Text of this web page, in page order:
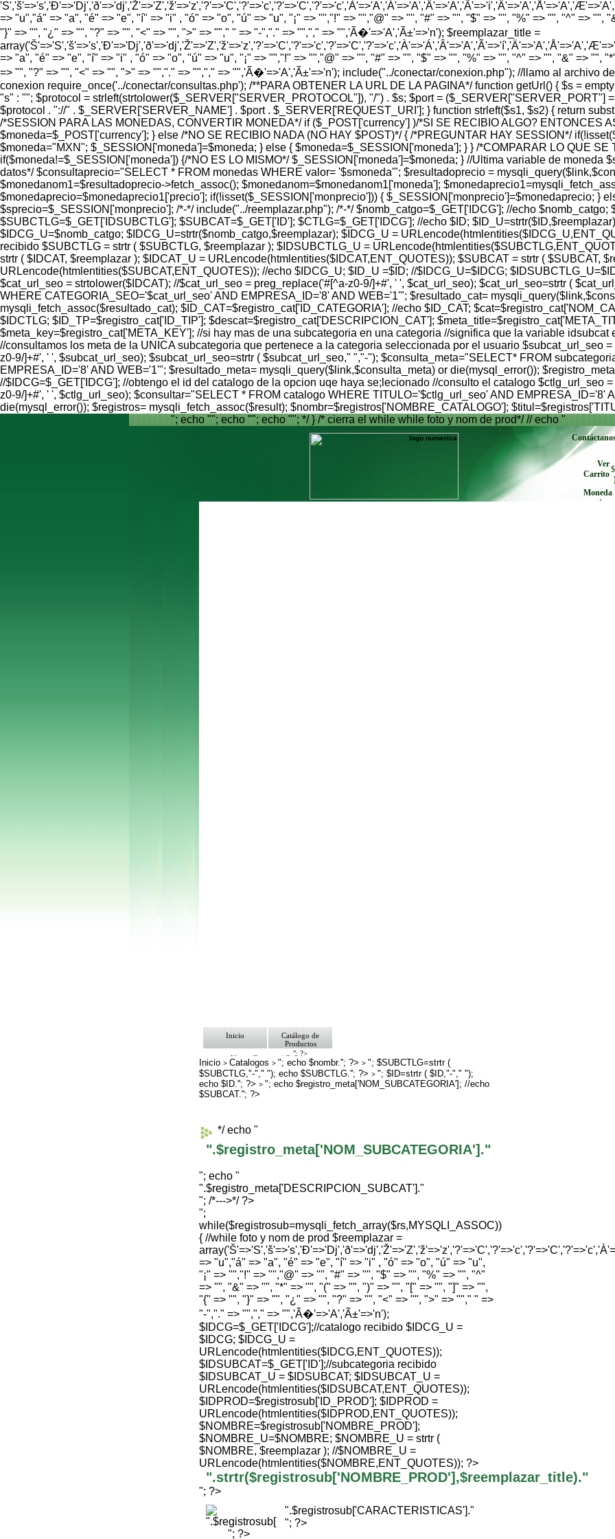
=> "u","á" => "a", "é" => "e", "í" => "i" , "ó" => "o", "ú" => "u", "¡" => "","!" => "","@" => "", "#" => "", "$" => "", "%" => "", "^" => "",
"}" => "", "¿" => "", "?" => "", "<" => "", ">" => ""," " => "-","." => "","," => "",'Ã�'=>'A','Ã±'=>'n'); $reemplazar_title =
=> "a", "é" => "e", "í" => "i" , "ó" => "o", "ú" => "u", "¡" => "","!" => "","@" => "", "#" => "", "$" => "", "%" => "", "^" => "", "&" => "",
=> "", "?" => "", "<" => "", ">" => "","." => "","," => "",'Ã�'=>'A','Ã±'=>'n'); include("../conectar/conexion.php"); //llamo al archivo
conexion require_once('../conectar/consultas.php'); /**PARA OBTENER LA URL DE LA PAGINA*/ function getUrl() { $s =
"s" : ""; $protocol = strleft(strtolower($_SERVER["SERVER_PROTOCOL"]), "/") . $s; $port = ($_SERVER["SERVER_PORT"]
$protocol . "://" . $_SERVER['SERVER_NAME'] . $port . $_SERVER['REQUEST_URI']; } function strleft($s1, $s2) { return
/*SESSION PARA LAS MONEDAS, CONVERTIR MONEDA*/ if ($_POST['currency'] )/*SI SE RECIBIO ALGO? ENTONCES
$moneda=$_POST['currency']; } else /*NO SE RECIBIO NADA (NO HAY $POST)*/ { /*PREGUNTAR HAY SESSION*/
$moneda="MXN"; $_SESSION['moneda']=$moneda; } else { $moneda=$_SESSION['moneda']; } } /*COMPARAR LO QUE
if($moneda!=$_SESSION['moneda']) {/*NO ES LO MISMO*/ $_SESSION['moneda']=$moneda; } //Ultima variable de moneda
datos*/ $consultaprecio="SELECT * FROM monedas WHERE valor= '$smoneda'"; $resultadoprecio =
$monedanom1=$resultadoprecio->fetch_assoc(); $monedanom=$monedanom1['moneda'];
$monedaprecio=$monedaprecio1['precio']; if(!isset($_SESSION['monprecio'])) { $_SESSION['monprecio']=$monedaprecio; }
$sprecio=$_SESSION['monprecio']; /*-*/ include("../reemplazar.php"); /*-*/ $nomb_catgo=$_GET['IDCG']; //echo $nomb_catgo;
$SUBCTLG=$_GET['IDSUBCTLG']; $SUBCAT=$_GET['ID']; $CTLG=$_GET['IDCG']; //echo $ID;
$IDCG_U=$nomb_catgo; $IDCG_U=strtr($nomb_catgo,$reemplazar); $IDCG_U =
recibido $SUBCTLG = strtr ( $SUBCTLG, $reemplazar ); $IDSUBCTLG_U =
strtr ( $IDCAT, $reemplazar ); $IDCAT_U = URLencode(htmlentities($IDCAT,ENT_QUOTES)); $SUBCAT = strtr ( $SUBCAT,
URLencode(htmlentities($SUBCAT,ENT_QUOTES)); //echo $IDCG_U; $ID_U =$ID; //$IDCG_U=$IDCG;
$cat_url_seo = strtolower($IDCAT); //$cat_url_seo = preg_replace('#[^a-z0-9/]+#', ' ', $cat_url_seo); $cat_url_seo=strtr (
WHERE CATEGORIA_SEO='$cat_url_seo' AND EMPRESA_ID='8' AND WEB='1'"; $resultado_cat=
mysqli_fetch_assoc($resultado_cat); $ID_CAT=$registro_cat['ID_CATEGORIA']; //echo $ID_CAT;
$IDCTLG; $ID_TP=$registro_cat['ID_TIP']; $descat=$registro_cat['DESCRIPCION_CAT'];
$meta_key=$registro_cat['META_KEY']; //si hay mas de una subcategoria en una categoria //significa que la variable
//consultamos los meta de la UNICA subcategoria que pertenece a la categoria seleccionada por el usuario $subcat_url_seo
z0-9/]+#', ' ', $subcat_url_seo); $subcat_url_seo=strtr ( $subcat_url_seo," ","-"); $consulta_meta="SELECT* FROM
EMPRESA_ID='8' AND WEB='1'"; $resultado_meta= mysqli_query($link,$consulta_meta) or die(mysql_error());
//$IDCG=$_GET['IDCG']; //obtengo el id del catalogo de la opcion uqe haya se;lecionado //consulto el catalogo $ctlg_url_seo
z0-9/]+#', ' ', $ctlg_url_seo); $consultar="SELECT * FROM catalogo WHERE TITULO='$ctlg_url_seo' AND EMPRESA_ID='8'
die(mysql_error()); $registros= mysqli_fetch_assoc($result); $nombr=$registros['NOMBRE_CATALOGO'];
"; echo ""; echo ""; echo ""; */ } /* cierra el while while foto y nom de prod*/ // echo "
Ver
Carrito
Moneda
envíe
Inicio
Catálogo de
Productos
"; ?>
Ventas Empresa/ Gobierno
Ofertas
Envíos y Formas de Pago
Nosotros
Bolsa de Trabajo
Inicio >Catalogos >"; echo $nombr.''; ?>>"; $SUBCTLG=strtr (
$SUBCTLG,"-"," "); echo $SUBCTLG.''; ?>>"; $ID=strtr ( $ID,"-"," ");
echo $ID.''; ?>>"; echo $registro_meta['NOM_SUBCATEGORIA']; //echo
$SUBCAT.''; ?>
*/ echo "
".$registro_meta['NOM_SUBCATEGORIA']."
"; echo "
".$registro_meta['DESCRIPCION_SUBCAT']."
"; /*--->*/ ?>
";
while($registrosub=mysqli_fetch_array($rs,MYSQLI_ASSOC))
{ //while foto y nom de prod $reemplazar =
=> "u","á" => "a", "é" => "e", "í" => "i" , "ó" => "o", "ú" => "u",
"¡" => "","!" => "","@" => "", "#" => "", "$" => "", "%" => "", "^"
=> "", "&" => "", "*" => "", "(" => "", ")" => "", "[" => "", "]" => "",
"{" => "", "}" => "", "¿" => "", "?" => "", "<" => "", ">" => ""," " =>
"-","." => "","," => "",'Ã�'=>'A','Ã±'=>'n');
$IDCG=$_GET['IDCG'];//catalogo recibido $IDCG_U =
$IDCG; $IDCG_U =
URLencode(htmlentities($IDCG,ENT_QUOTES));
$IDSUBCAT=$_GET['ID'];//subcategoria recibido
$IDSUBCAT_U = $IDSUBCAT; $IDSUBCAT_U =
URLencode(htmlentities($IDSUBCAT,ENT_QUOTES));
$IDPROD=$registrosub['ID_PROD']; $IDPROD =
URLencode(htmlentities($IDPROD,ENT_QUOTES));
$NOMBRE=$registrosub['NOMBRE_PROD'];
$NOMBRE_U=$NOMBRE; $NOMBRE_U = strtr (
$NOMBRE, $reemplazar ); //$NOMBRE_U =
URLencode(htmlentities($NOMBRE,ENT_QUOTES)); ?>
".strtr($registrosub['NOMBRE_PROD'],$reemplazar_title)."
"; ?>
"; ?>
".$registrosub['CARACTERISTICAS']."
"; ?>